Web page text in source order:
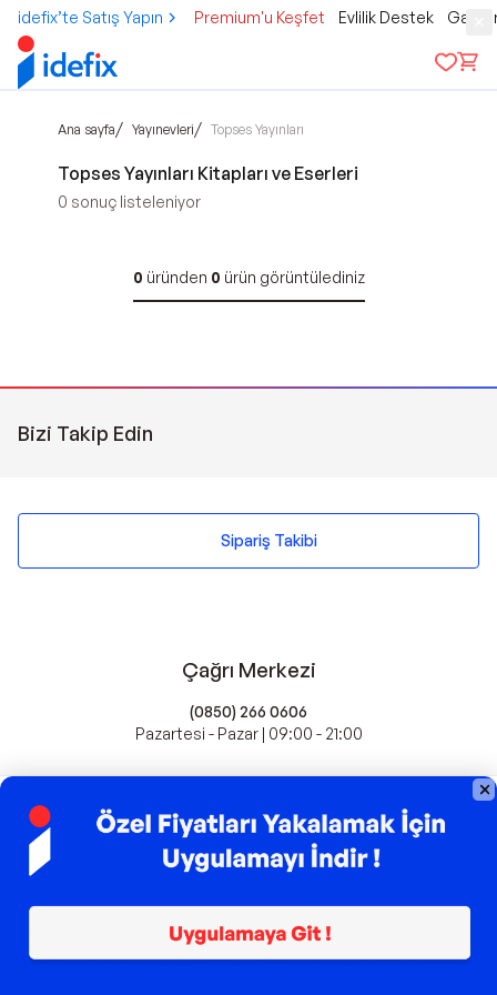
idefix’te Satış Yapın Premium'u Keşfet Evlilik Destek
Ana sayfa/ Yayınevleri/ Topses Yayınları
Topses Yayınları Kitapları ve Eserleri
0 sonuç listeleniyor
0 üründen 0 ürün görüntülediniz
Bizi Takip Edin
Popüler Markalar
Farmasi
Xiaomi
Lavazza
Fashcolle
Pro Plan
Sipariş Takibi
Çağrı Merkezi
(0850) 266 0606
Pazartesi - Pazar | 09:00 - 21:00